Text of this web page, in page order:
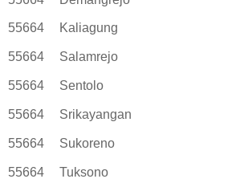
55664 Kaliagung
55664 Salamrejo
55664 Sentolo
55664 Srikayangan
55664 Sukoreno
55664 Tuksono